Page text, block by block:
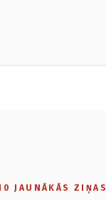
JAUNĀKĀS ZIŅAS